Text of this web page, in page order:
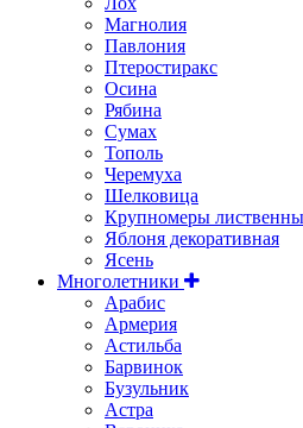
Магнолия
Павлония
Птеростиракс
Осина
Рябина
Сумах
Тополь
Черемуха
Шелковица
Крупномеры
Яблоня декоративная
Ясень
Многолетники
Арабис
Армерия
Астильбa
Барвинок
Бузульник
Астра